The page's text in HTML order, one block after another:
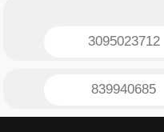
3095023712
839940685